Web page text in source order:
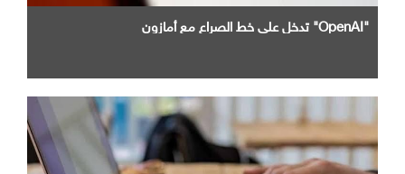
"OpenAI" تدخل علي خط الصراع مع أمازون